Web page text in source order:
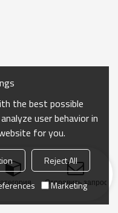
Отправить запрос
the best possible
user behavior in
for you.
Reject All
Marketing